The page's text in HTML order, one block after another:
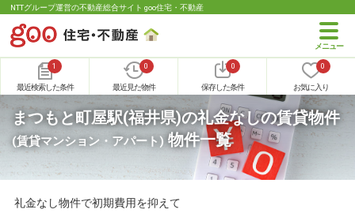
NTTグループ運営の不動産総合サイト goo住宅・不動産
1
最近検索した条件
0
最近見た物件
0
保存した条件
0
お気に入り
まつもと町屋駅(福井県)の礼金なしの賃貸物件
(賃貸マンション・アパート) 物件一覧
礼金なし物件で初期費用を抑えて